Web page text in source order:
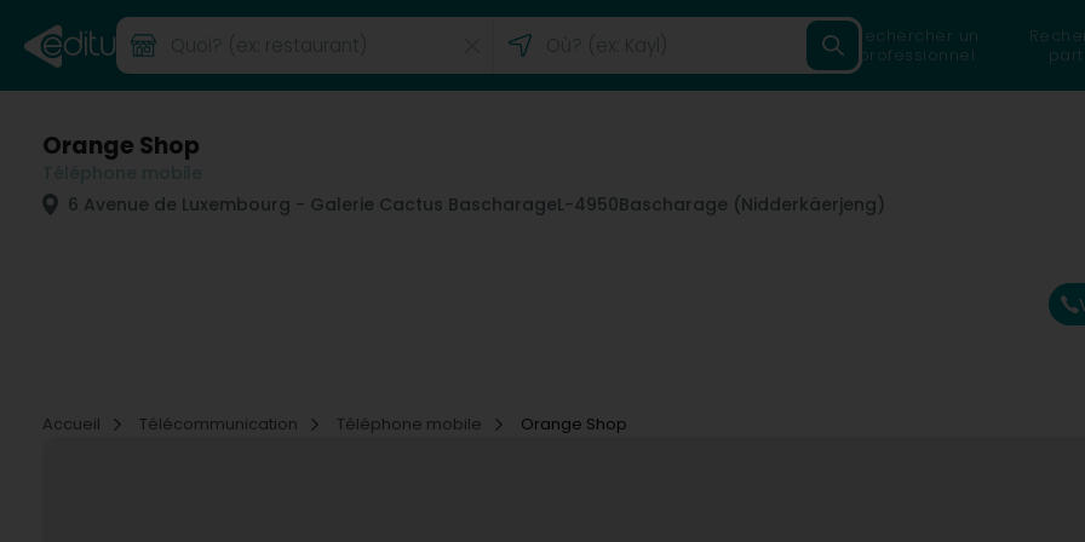
Rechercher un
professionnel
Orange Shop
6 Avenue de Luxembourg - Galerie Cactus BascharageL-4950Bascharage (Nidderkäerjeng)
Accueil Télécommunication Téléphone mobile Orange Shop